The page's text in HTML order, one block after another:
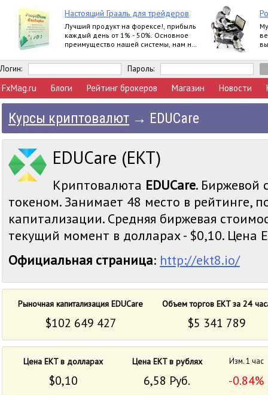
Настоящий Грааль для трейдеров
Лучший продукт на форексе!, прибыль
каждый день от 1% - 50%. Основное
преимущество нашей системы, нам не
прибыли
Логин: Пароль:
FxMag.ru Блоги Рейтинг брокеров Магазин Новости
Курсы криптовалют → EDUCare
EDUCare (EKT)
Криптовалюта EDUCare. Биржевой
токеном. Занимает 48 место в рейтинге,
капитализации. Средняя биржевая
текущий момент в долларах - $0,10. Цена
Официальная страница: http://ekt8.io/
Рыночная капитализация EDUCare Объем торгов EKT за 24
$102 649 427 $5 341 789
Цена EKT в долларах Цена EKT в рублях Изм. 1 час
$0,10 6,58 Руб. -0.84%